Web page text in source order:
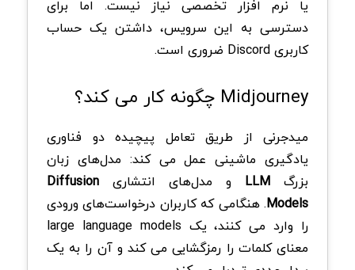
یا نرم افزار تخصصی نیاز نیست. اما برای
دسترسی به این سرویس، داشتن یک حساب
کاربری Discord ضروری است.
Midjourney چگونه کار می کند؟
میدجرنی از طریق تعامل پیچیده دو فناوری
یادگیری ماشینی عمل می کند: مدل‌های زبان
بزرگ LLM و مدل‌های انتشاری Diffusion
Models. هنگامی که کاربران درخواست‌های ورودی
را وارد می کنند، یک large language models
معنای کلمات را رمزگشایی می کند و آن را به یک